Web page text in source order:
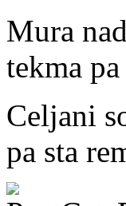
Mura
tekma
Celjani
pa sta